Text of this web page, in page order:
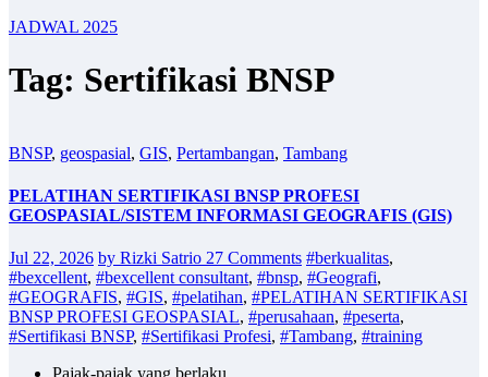
JADWAL 2025
Tag: Sertifikasi BNSP
BNSP, geospasial, GIS, Pertambangan, Tambang
PELATIHAN SERTIFIKASI BNSP PROFESI
GEOSPASIAL/SISTEM INFORMASI GEOGRAFIS (GIS)
Jul 22, 2026 by Rizki Satrio 27 Comments #berkualitas,
#bexcellent, #bexcellent consultant, #bnsp, #Geografi,
#GEOGRAFIS, #GIS, #pelatihan, #PELATIHAN SERTIFIKASI
BNSP PROFESI GEOSPASIAL, #perusahaan, #peserta,
#Sertifikasi BNSP, #Sertifikasi Profesi, #Tambang, #training